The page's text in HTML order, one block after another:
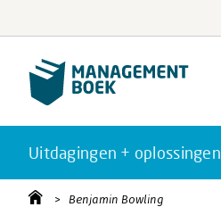
Uitdagingen + oplossingen
Benjamin Bowling